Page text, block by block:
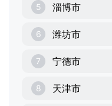
5 淄博市
6 潍坊市
7 宁德市
8 天津市